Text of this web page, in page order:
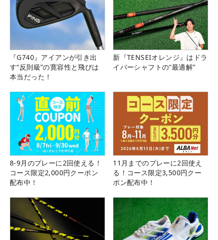
『G740』アイアンが引き出
す“反則級”の寛容性と飛びは
本当だった！
新『TENSEIオレンジ』はドラ
イバーシャフトの“最適解”
8-9月のプレーに2回使える！
コース限定2,000円クーポン
配布中！
11月までのプレーに2回使え
る！コース限定3,500円クー
ポン配布中！